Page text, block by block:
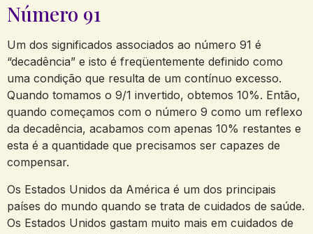
Número 91
Um dos significados associados ao número 91 é
“decadência” e isto é freqüentemente definido como
uma condição que resulta de um contínuo excesso.
Quando tomamos o 9/1 invertido, obtemos 10%. Então,
quando começamos com o número 9 como um reflexo
da decadência, acabamos com apenas 10% restantes e
esta é a quantidade que precisamos ser capazes de
compensar.
Os Estados Unidos da América é um dos principais
países do mundo quando se trata de cuidados de saúde.
Os Estados Unidos gastam muito mais em cuidados de